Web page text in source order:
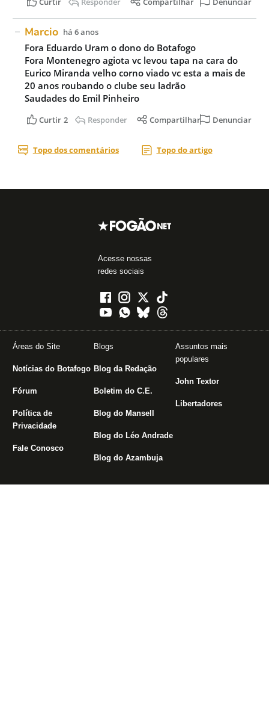
Acesse nossas
redes sociais
Áreas do Site
Notícias do Botafogo
Fórum
Política de
Privacidade
Fale Conosco
Blogs
Blog da Redação
Boletim do C.E.
Blog do Mansell
Blog do Léo Andrade
Blog do Azambuja
Assuntos mais
populares
John Textor
Libertadores